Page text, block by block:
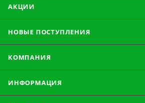
АКЦИИ
НОВЫЕ ПОСТУПЛЕНИЯ
КОМПАНИЯ
ИНФОРМАЦИЯ